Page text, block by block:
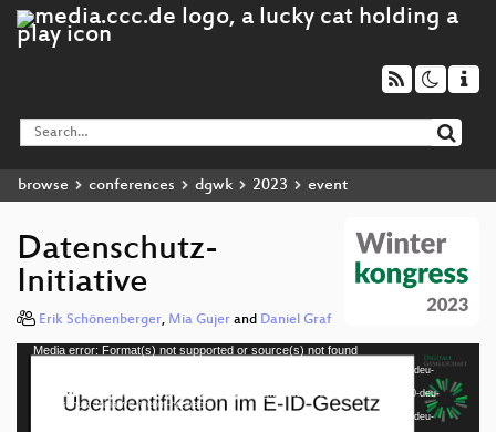
browse conferences dgwk 2023 event
Datenschutz-
Initiative
Erik Schönenberger, Mia Gujer and Daniel Graf
Video
Media error: Format(s) not supported or source(s) not found
Download File: https://cdn.media.ccc.de/events/dgwk/2023/h264-hd/import-56050-deu-
Download File: https://cdn.media.ccc.de/events/dgwk/2023/webm-hd/import-56050-deu-
Datenschutz-Initiative_webm-hd.webm
Download File: https://cdn.media.ccc.de/events/dgwk/2023/h264-sd/import-56050-deu-